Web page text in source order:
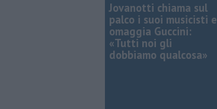
Jovanotti chiama sul
palco i suoi musicisti e
omaggia Guccini:
«Tutti noi gli
dobbiamo qualcosa»